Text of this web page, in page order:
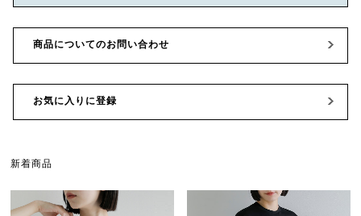
商品についてのお問い合わせ
お気に入りに登録
新着商品